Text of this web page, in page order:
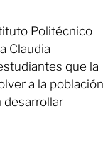
Politécnico
Claudia
que la
a la población
desarrollar